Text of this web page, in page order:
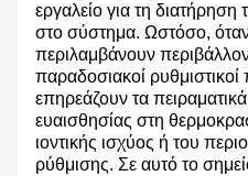
εργαλείο για τη διατήρηση
στο σύστημα. Ωστόσο,
περιλαμβάνουν
παραδοσιακοί
επηρεάζουν τα
ευαισθησίας στη
ιοντικής ισχύος ή του
ρύθμισης. Σε αυτό το